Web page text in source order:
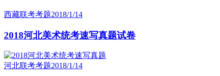
西藏联考考题2018/1/14
2018河北美术统考速写真题试卷
河北联考考题2018/1/14